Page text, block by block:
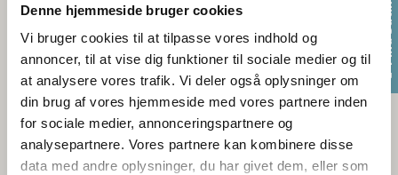
Denne hjemmeside bruger cookies
Vi bruger cookies til at tilpasse vores indhold og
annoncer, til at vise dig funktioner til sociale medier og til
at analysere vores trafik. Vi deler også oplysninger om
din brug af vores hjemmeside med vores partnere inden
for sociale medier, annonceringspartnere og
analysepartnere. Vores partnere kan kombinere disse
data med andre oplysninger, du har givet dem, eller som
Find butik